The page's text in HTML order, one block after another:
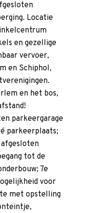
Locatie
en gezellige
vervoer,
en Schiphol,
en het bos,
parkeergarage
parkeerplaats;
tot de
7e
voor
met opstelling